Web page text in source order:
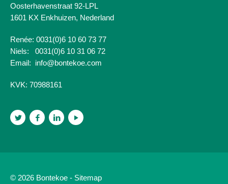
Oosterhavenstraat 92-LPL
1601 KX Enkhuizen, Nederland
Renée: 0031(0)6 10 60 73 77
Niels: 0031(0)6 10 31 06 72
Email: info@bontekoe.com
KVK: 70988161
© 2026 Bontekoe - Sitemap